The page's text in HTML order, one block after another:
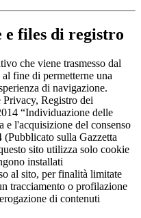
files di registro
che viene trasmesso dal
fine di permetterne una
di navigazione.
Privacy, Registro dei
“Individuazione delle
l'acquisizione del consenso
sulla Gazzetta
sito utilizza solo cookie
installati
al sito, per finalità limitate
tracciamento o profilazione
di contenuti